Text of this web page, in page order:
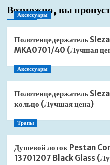
Возможно, вы
Аксессуары
Полотенцедержатель
MKA0701/40 (Лучшая
Аксессуары
Полотенцедержатель
кольцо (Лучшая цена)
Трапы
Душевой лоток Pestan
13701207 Black Glass